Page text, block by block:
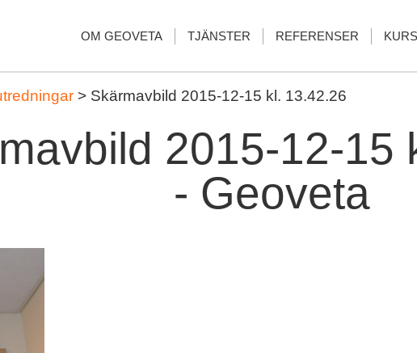
OM GEOVETA TJÄNSTER REFERENSER
> Skärmavbild 2015-12-15 kl. 13.42.26
2015-12-15
- Geoveta